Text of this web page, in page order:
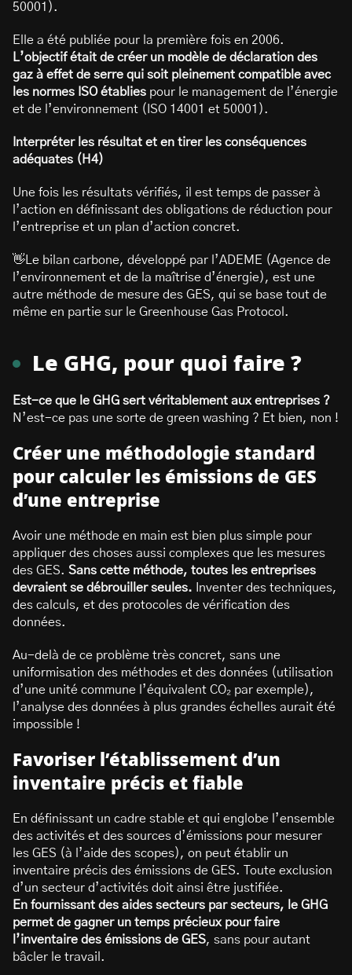
50001).
Elle a été publiée pour la première fois en 2006.
L’objectif était de créer un modèle de déclaration des
gaz à effet de serre qui soit pleinement compatible avec
les normes ISO établies pour le management de l’énergie
et de l’environnement (ISO 14001 et 50001).
Interpréter les résultat et en tirer les conséquences
adéquates (H4)
Une fois les résultats vérifiés, il est temps de passer à
l’action en définissant des obligations de réduction pour
l’entreprise et un plan d’action concret.
👋Le bilan carbone, développé par l’ADEME (Agence de
l’environnement et de la maîtrise d’énergie), est une
autre méthode de mesure des GES, qui se base tout de
même en partie sur le Greenhouse Gas Protocol.
Le GHG, pour quoi faire ?
Est-ce que le GHG sert véritablement aux entreprises ?
N’est-ce pas une sorte de green washing ? Et bien, non !
Créer une méthodologie standard
pour calculer les émissions de GES
d’une entreprise
Avoir une méthode en main est bien plus simple pour
appliquer des choses aussi complexes que les mesures
des GES. Sans cette méthode, toutes les entreprises
devraient se débrouiller seules. Inventer des techniques,
des calculs, et des protocoles de vérification des
données.
Au-delà de ce problème très concret, sans une
uniformisation des méthodes et des données (utilisation
d’une unité commune l’équivalent CO₂ par exemple),
l’analyse des données à plus grandes échelles aurait été
impossible !
Favoriser l’établissement d’un
inventaire précis et fiable
En définissant un cadre stable et qui englobe l’ensemble
des activités et des sources d’émissions pour mesurer
les GES (à l’aide des scopes), on peut établir un
inventaire précis des émissions de GES. Toute exclusion
d’un secteur d’activités doit ainsi être justifiée.
En fournissant des aides secteurs par secteurs, le GHG
permet de gagner un temps précieux pour faire
l’inventaire des émissions de GES, sans pour autant
bâcler le travail.